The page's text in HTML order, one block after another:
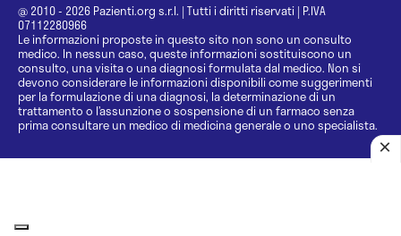
@ 2010 - 2026 Pazienti.org s.r.l. | Tutti i diritti riservati | P.IVA
07112280966
Le informazioni proposte in questo sito non sono un consulto
medico. In nessun caso, queste informazioni sostituiscono un
consulto, una visita o una diagnosi formulata dal medico. Non si
devono considerare le informazioni disponibili come suggerimenti
per la formulazione di una diagnosi, la determinazione di un
trattamento o l’assunzione o sospensione di un farmaco senza
prima consultare un medico di medicina generale o uno specialista.